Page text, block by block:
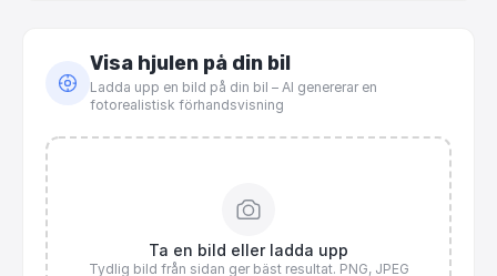
Visa hjulen på din bil
Ladda upp en bild på din bil – AI genererar en
fotorealistisk förhandsvisning
Ta en bild eller ladda upp
Tydlig bild från sidan ger bäst resultat. PNG, JPEG